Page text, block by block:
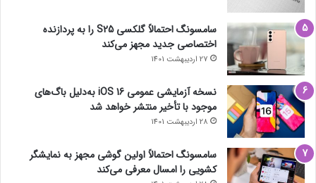
سامسونگ احتمالاً گلکسی S25 را به پردازنده
اختصاصی جدید مجهز می‌کند
27 اردیبهشت 1401
نسخه آزمایشی عمومی iOS 16 به‌دلیل باگ‌های
موجود با تأخیر منتشر خواهد شد
28 اردیبهشت 1401
سامسونگ احتمالاً اولین گوشی مجهز به نمایشگر
کشویی را امسال معرفی می‌کند